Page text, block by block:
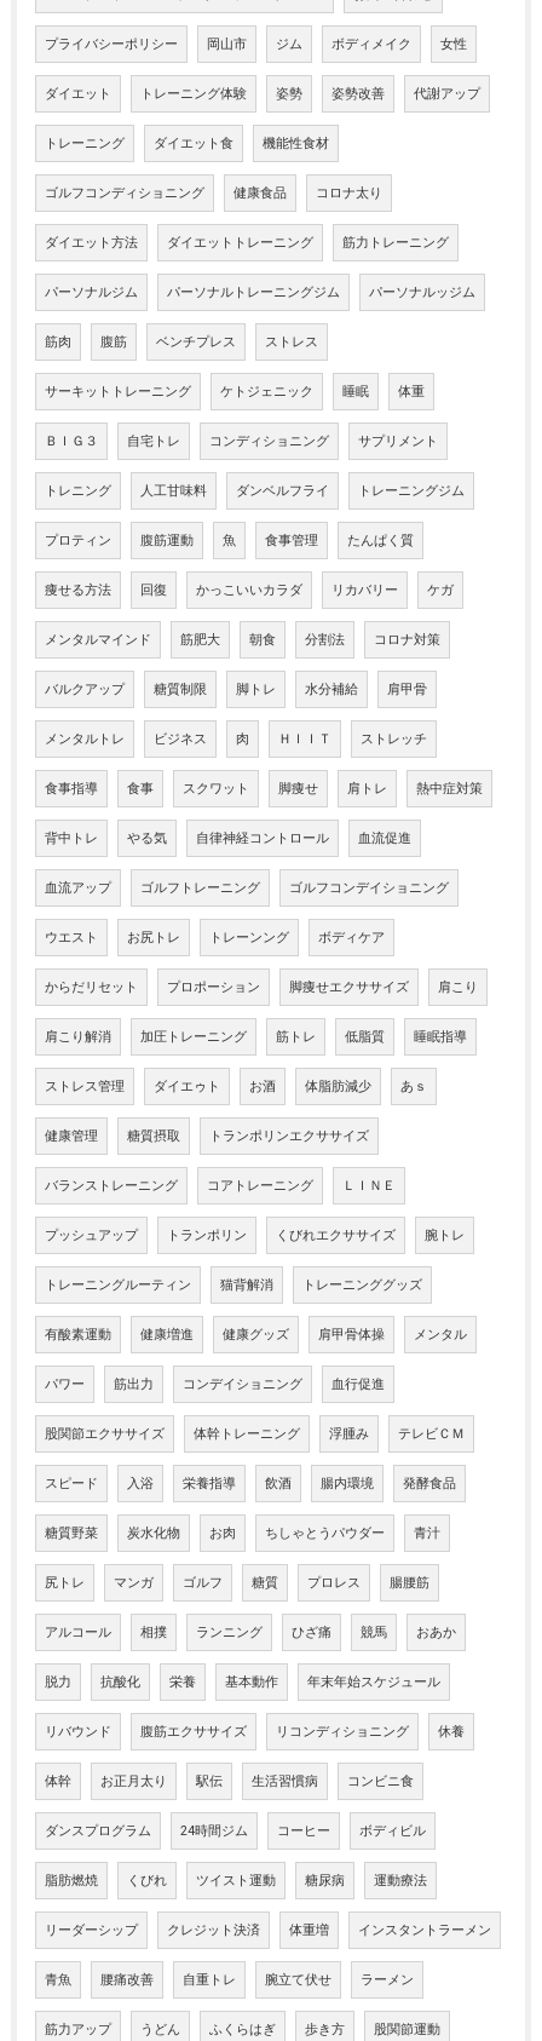
プライバシーポリシー 岡山市 ジム ボディメイク 女性
ダイエット トレーニング体験 姿勢 姿勢改善 代謝アップ
トレーニング ダイエット食 機能性食材
ゴルフコンディショニング 健康食品 コロナ太り
ダイエット方法 ダイエットトレーニング 筋力トレーニング
パーソナルジム パーソナルトレーニングジム パーソナルッジム
筋肉 腹筋 ベンチプレス ストレス
サーキットトレーニング ケトジェニック 睡眠 体重
ＢＩＧ３ 自宅トレ コンディショニング サプリメント
トレニング 人工甘味料 ダンベルフライ トレーニングジム
プロティン 腹筋運動 魚 食事管理 たんぱく質
痩せる方法 回復 かっこいいカラダ リカバリー ケガ
メンタルマインド 筋肥大 朝食 分割法 コロナ対策
バルクアップ 糖質制限 脚トレ 水分補給 肩甲骨
メンタルトレ ビジネス 肉 ＨＩＩＴ ストレッチ
食事指導 食事 スクワット 脚痩せ 肩トレ 熱中症対策
背中トレ やる気 自律神経コントロール 血流促進
血流アップ ゴルフトレーニング ゴルフコンデイショニング
ウエスト お尻トレ トレーンング ボディケア
からだリセット プロポーション 脚痩せエクササイズ 肩こり
肩こり解消 加圧トレーニング 筋トレ 低脂質 睡眠指導
ストレス管理 ダイエゥト お酒 体脂肪減少 あｓ
健康管理 糖質摂取 トランポリンエクササイズ
バランストレーニング コアトレーニング ＬＩＮＥ
プッシュアップ トランポリン くびれエクササイズ 腕トレ
トレーニングルーティン 猫背解消 トレーニンググッズ
有酸素運動 健康増進 健康グッズ 肩甲骨体操 メンタル
パワー 筋出力 コンデイショニング 血行促進
股関節エクササイズ 体幹トレーニング 浮腫み テレビＣＭ
スピード 入浴 栄養指導 飲酒 腸内環境 発酵食品
糖質野菜 炭水化物 お肉 ちしゃとうパウダー 青汁
尻トレ マンガ ゴルフ 糖質 プロレス 腸腰筋
アルコール 相撲 ランニング ひざ痛 競馬 おあか
脱力 抗酸化 栄養 基本動作 年末年始スケジュール
リバウンド 腹筋エクササイズ リコンディショニング 休養
体幹 お正月太り 駅伝 生活習慣病 コンビニ食
ダンスプログラム 24時間ジム コーヒー ボディビル
脂肪燃焼 くびれ ツイスト運動 糖尿病 運動療法
リーダーシップ クレジット決済 体重増 インスタントラーメン
青魚 腰痛改善 自重トレ 腕立て伏せ ラーメン
筋力アップ うどん ふくらはぎ 歩き方 股関節運動